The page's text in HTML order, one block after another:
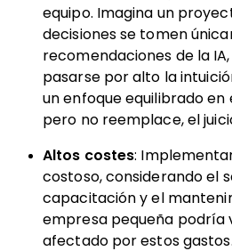
equipo. Imagina un
decisiones se tomen
recomendaciones de la
pasarse por alto la
un enfoque equilibrado en
pero no reemplace, el
Altos costes:
costoso, considerando el
capacitación y el
empresa pequeña podría
afectado por estos